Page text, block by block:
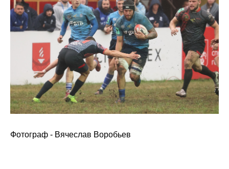
Фотограф - Вячеслав Воробьев